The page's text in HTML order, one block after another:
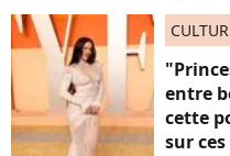
entre
cette
sur